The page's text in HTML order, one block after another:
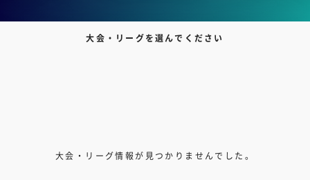
大会・リーグを選んでください
大会・リーグ情報が見つかりませんでした。